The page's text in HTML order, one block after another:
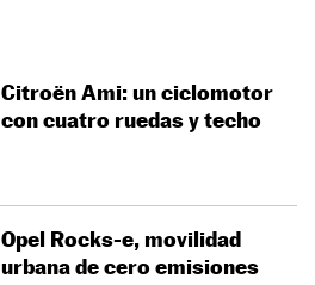
Citroën Ami: un ciclomotor
con cuatro ruedas y techo
Opel Rocks-e, movilidad
urbana de cero emisiones